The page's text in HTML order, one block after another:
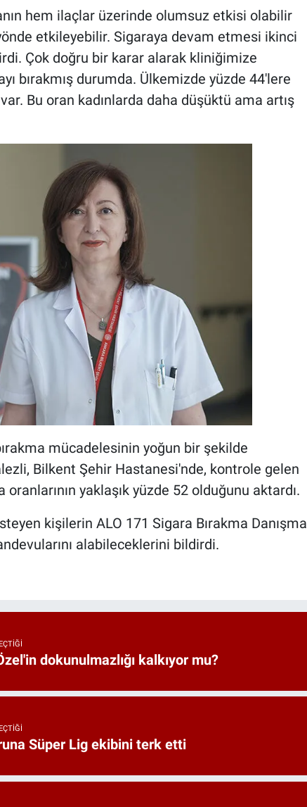
hem ilaçlar üzerinde olumsuz etkisi olabilir
etkileyebilir. Sigaraya devam etmesi ikinci
Çok doğru bir karar alarak kliniğimize
bırakmış durumda. Ülkemizde yüzde 44'lere
Bu oran kadınlarda daha düşüktü ama artış
mücadelesinin yoğun bir şekilde
Bilkent Şehir Hastanesi'nde, kontrole gelen
yaklaşık yüzde 52 olduğunu aktardı.
kişilerin ALO 171 Sigara Bırakma Danışma
alabileceklerini bildirdi.
dokunulmazlığı kalkıyor mu?
Süper Lig ekibini terk etti